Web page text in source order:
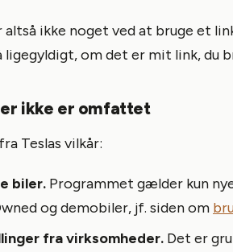
altså ikke noget ved at bruge et
ligegyldigt, om det er mit link, du
ikke er omfattet
Teslas vilkår:
biler. Programmet gælder kun
og demobiler, jf. siden om
fra virksomheder. Det er